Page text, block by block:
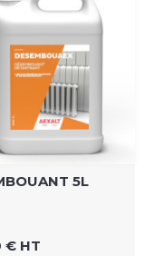
5L
€ HT